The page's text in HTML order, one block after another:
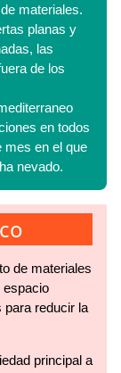
materiales.
planas y
las
de los
en todos
mes en el que
nevado.
de materiales
espacio
para reducir la
principal a